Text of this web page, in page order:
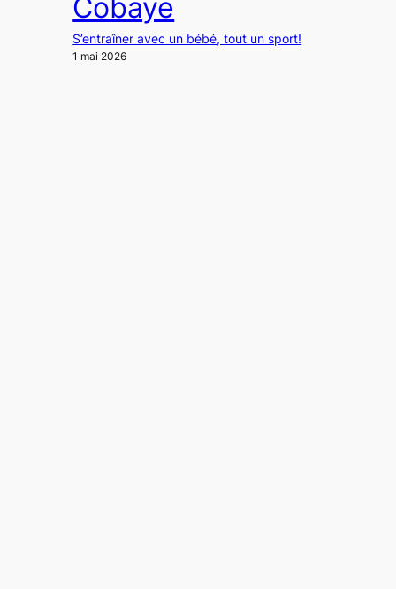
Cobaye
S’entraîner avec un bébé, tout un sport!
1 mai 2026